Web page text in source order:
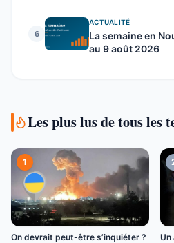
6
ACTUALITÉ
La semaine en
au 9 août 2026
Les plus lus de tous les
1
On devrait peut-être s’inquiéter ?
Un